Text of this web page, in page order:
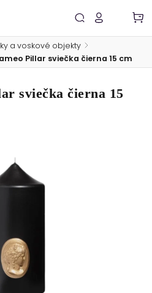
a voskové objekty /
Pillar sviečka čierna 15 cm
sviečka čierna 15